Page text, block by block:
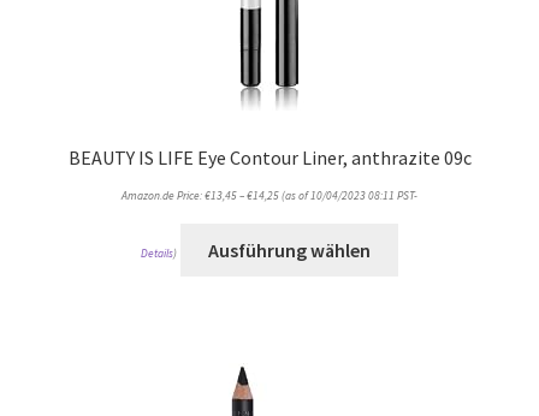
BEAUTY IS LIFE Eye Contour Liner, anthrazite 09c
Amazon.de Price:€13,45–€14,25(as of 10/04/2023 08:11 PST-
Details) Ausführung wählen